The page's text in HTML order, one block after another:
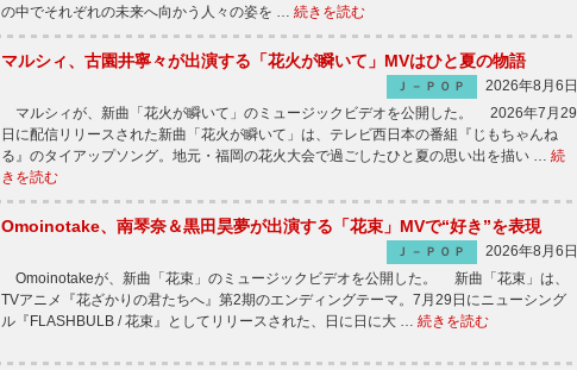
の中でそれぞれの未来へ向かう人々の姿を … 続きを読む
マルシィ、古園井寧々が出演する「花火が瞬いて」MVはひと夏の物語
Ｊ－ＰＯＰ
2026年8月6日
マルシィが、新曲「花火が瞬いて」のミュージックビデオを公開した。 2026年7月29
日に配信リリースされた新曲「花火が瞬いて」は、テレビ西日本の番組『じもちゃんね
る』のタイアップソング。地元・福岡の花火大会で過ごしたひと夏の思い出を描い … 続
きを読む
Omoinotake、南琴奈＆黒田昊夢が出演する「花束」MVで“好き”を表現
Ｊ－ＰＯＰ
2026年8月6日
Omoinotakeが、新曲「花束」のミュージックビデオを公開した。 新曲「花束」は、
TVアニメ『花ざかりの君たちへ』第2期のエンディングテーマ。7月29日にニューシング
ル『FLASHBULB / 花束』としてリリースされた、日に日に大 … 続きを読む